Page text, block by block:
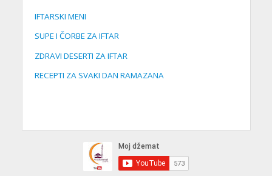
IFTARSKI MENI
SUPE I ČORBE ZA IFTAR
ZDRAVI DESERTI ZA IFTAR
RECEPTI ZA SVAKI DAN RAMAZANA